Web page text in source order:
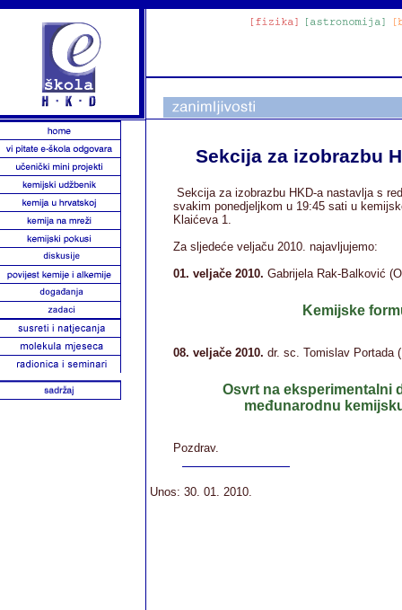
Sekcija za izobrazbu
Sekcija za izobrazbu HKD-a nastavlja s
svakim ponedjeljkom u 19:45 sati u
Klaićeva 1.
Za sljedeće veljaču 2010. najavljujemo:
01. veljače 2010. Gabrijela Rak-Balković
Kemijske
08. veljače 2010. dr. sc. Tomislav Portada
Osvrt na eksperimentalni
međunarodnu
Pozdrav.
Unos: 30. 01. 2010.